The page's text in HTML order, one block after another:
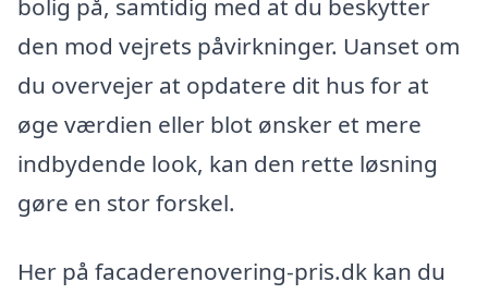
bolig på, samtidig med at du beskytter
den mod vejrets påvirkninger. Uanset om
du overvejer at opdatere dit hus for at
øge værdien eller blot ønsker et mere
indbydende look, kan den rette løsning
gøre en stor forskel.
Her på facaderenovering-pris.dk kan du